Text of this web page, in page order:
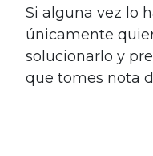
Si alguna vez lo
únicamente
solucionarlo y
que tomes nota